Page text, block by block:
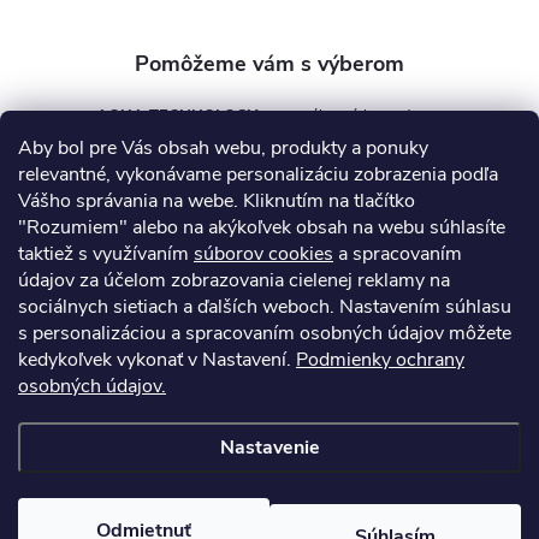
Aby bol pre Vás obsah webu, produkty a ponuky
relevantné, vykonávame personalizáciu zobrazenia podľa
Vášho správania na webe. Kliknutím na tlačítko
"Rozumiem" alebo na akýkoľvek obsah na webu súhlasíte
taktiež s využívaním súborov cookies a spracovaním
údajov za účelom zobrazovania cielenej reklamy na
sociálnych sietiach a ďalších weboch. Nastavením súhlasu
s personalizáciou a spracovaním osobných údajov môžete
kedykoľvek vykonať v Nastavení. Podmienky ochrany
osobných údajov.
Nastavenie
Odmietnuť
AQUA TECHNOLOGY s.r.o.
info @aquatechnology.sk
+421 911 991 394
Informácie pre vás
Kontakty Obchodné podmienky
nastavenie cookies